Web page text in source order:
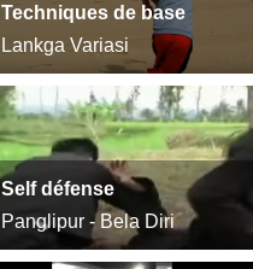
Techniques de base
Lankga Variasi
Self défense
Panglipur - Bela Diri